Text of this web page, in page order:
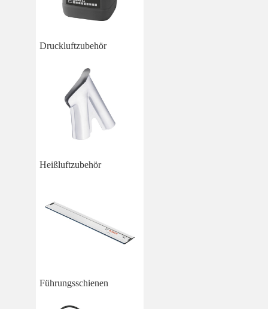
Druckluftzubehör
Heißluftzubehör
Führungsschienen